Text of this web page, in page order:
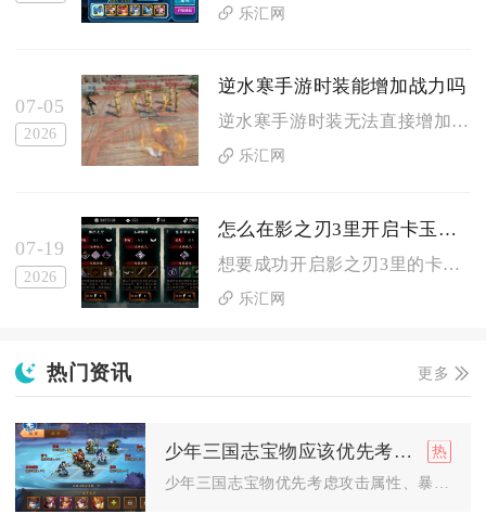
乐汇网
07-05
2026
逆水寒手游时装能增加战力吗
逆水寒手游时装无法直接增加角色实战战力，所有商城、战令、活动...
乐汇网
07-19
2026
怎么在影之刃3里开启卡玉窃玉间
想要成功开启影之刃3里的卡玉窃玉间，必须先做完前置主线解锁玉...
乐汇网
热门资讯 更多
少年三国志宝物应该优先考虑哪些元素